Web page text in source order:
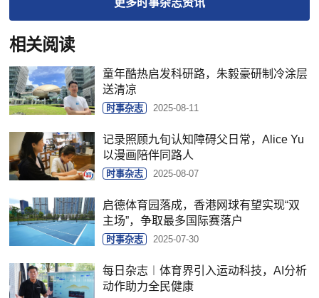
更多时事杂志资讯
相关阅读
童年酷热启发科研路，朱毅豪研制冷涂层
送清凉
时事杂志 2025-08-11
记录照顾九旬认知障碍父日常，Alice Yu
以漫画陪伴同路人
时事杂志 2025-08-07
启德体育园落成，香港网球有望实现“双
主场”，争取最多国际赛落户
时事杂志 2025-07-30
每日杂志︱体育界引入运动科技，AI分析
动作助力全民健康